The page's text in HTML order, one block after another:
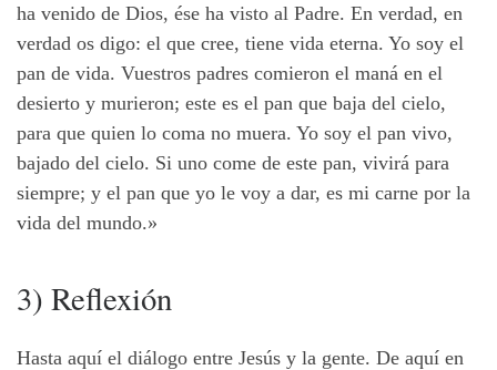
ha venido de Dios, ése ha visto al Padre. En verdad, en
verdad os digo: el que cree, tiene vida eterna. Yo soy el
pan de vida. Vuestros padres comieron el maná en el
desierto y murieron; este es el pan que baja del cielo,
para que quien lo coma no muera. Yo soy el pan vivo,
bajado del cielo. Si uno come de este pan, vivirá para
siempre; y el pan que yo le voy a dar, es mi carne por la
vida del mundo.»
3) Reflexión
Hasta aquí el diálogo entre Jesús y la gente. De aquí en